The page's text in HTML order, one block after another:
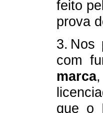
feito
prova
3. Nos
com
marca
que o